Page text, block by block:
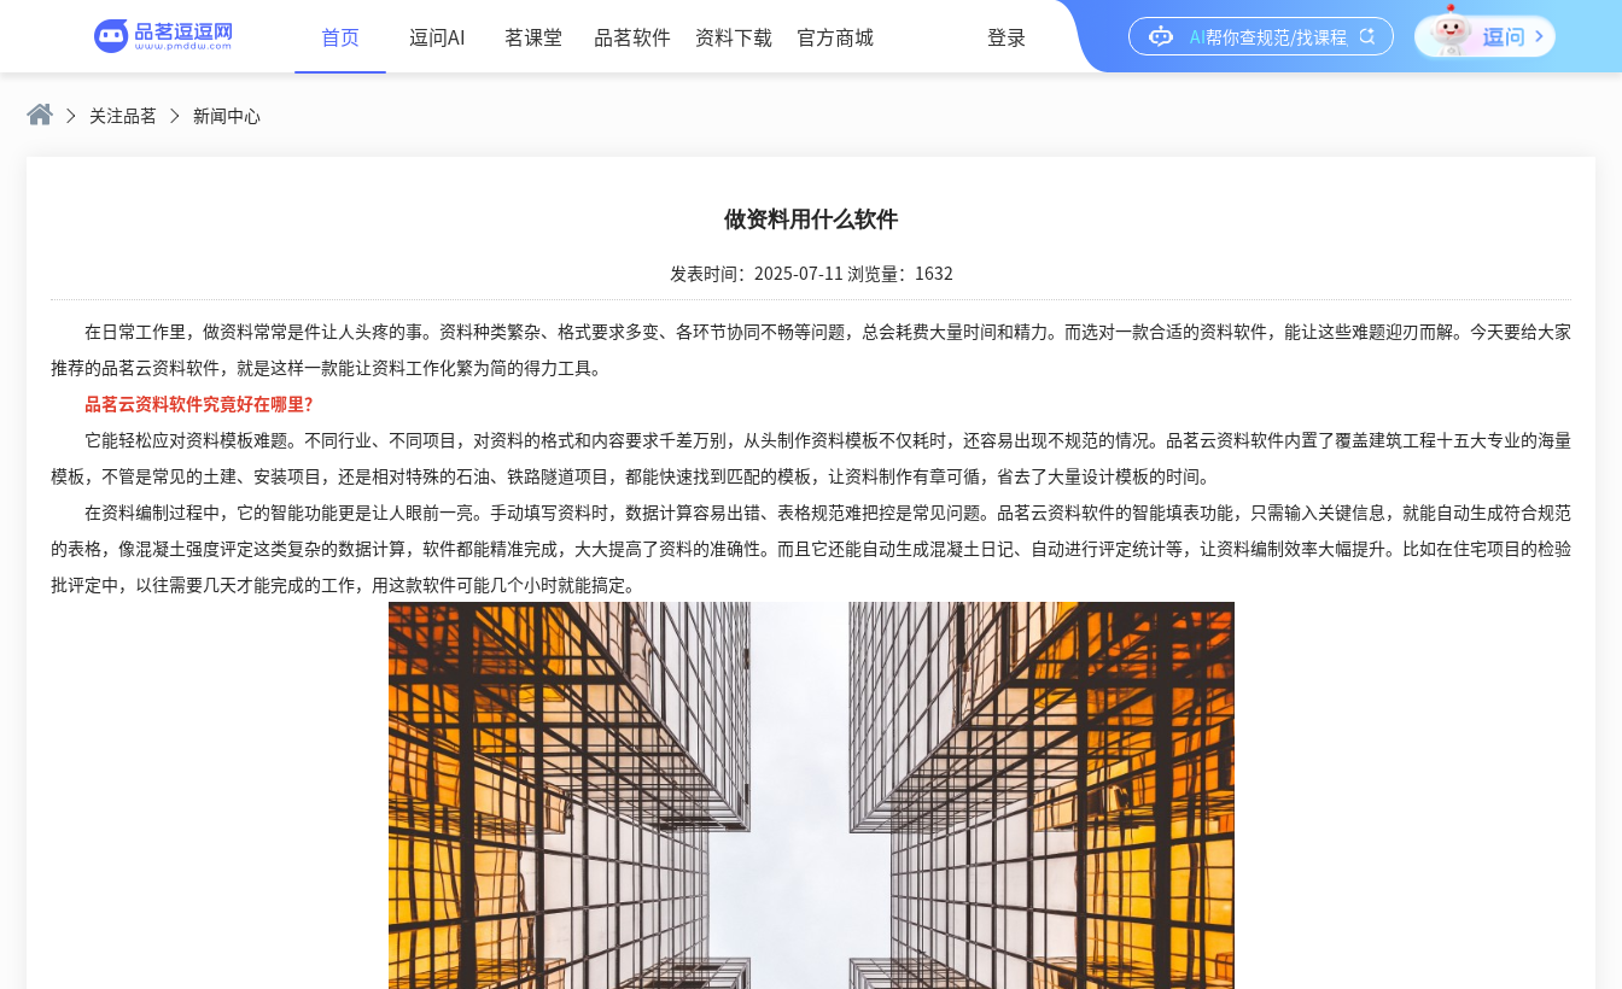
首页 逗问AI 茗课堂 品茗软件 资料下载 官方商城 登录
关注品茗 新闻中心
做资料用什么软件​
发表时间：2025-07-11 浏览量：1632
在日常工作里，做资料常常是件让人头疼的事。资料种类繁杂、格式要求多变、各环节协同不畅等问题，总会耗费大量时间和精力。而选对一款合适的资料软件，能让这些难题迎刃而解。今天要给大家
推荐的品茗云资料软件，就是这样一款能让资料工作化繁为简的得力工具。
品茗云资料软件究竟好在哪里？
它能轻松应对资料模板难题。不同行业、不同项目，对资料的格式和内容要求千差万别，从头制作资料模板不仅耗时，还容易出现不规范的情况。品茗云资料软件内置了覆盖建筑工程十五大专业的海量
模板，不管是常见的土建、安装项目，还是相对特殊的石油、铁路隧道项目，都能快速找到匹配的模板，让资料制作有章可循，省去了大量设计模板的时间。
在资料编制过程中，它的智能功能更是让人眼前一亮。手动填写资料时，数据计算容易出错、表格规范难把控是常见问题。品茗云资料软件的智能填表功能，只需输入关键信息，就能自动生成符合规范
的表格，像混凝土强度评定这类复杂的数据计算，软件都能精准完成，大大提高了资料的准确性。而且它还能自动生成混凝土日记、自动进行评定统计等，让资料编制效率大幅提升。比如在住宅项目的检验
批评定中，以往需要几天才能完成的工作，用这款软件可能几个小时就能搞定。